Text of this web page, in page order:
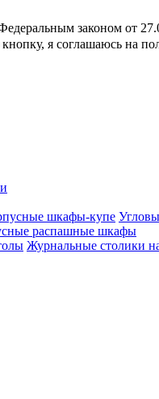
законом от
я соглашаюсь на
шкафы-купе
распашные шкафы
Журнальные столики